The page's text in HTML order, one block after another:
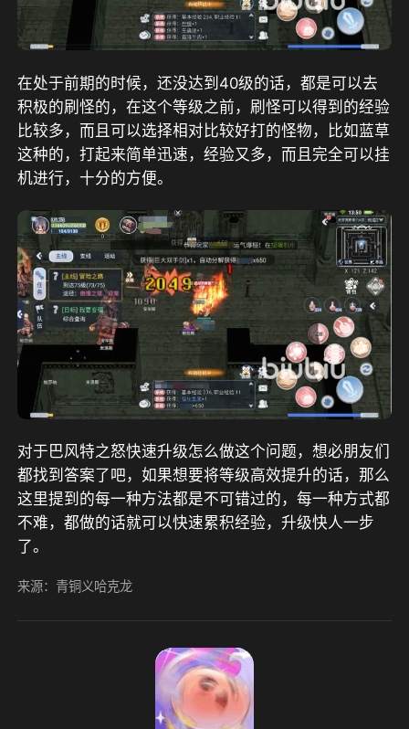
在处于前期的时候，还没达到40级的话，都是可以去
积极的刷怪的，在这个等级之前，刷怪可以得到的经验
比较多，而且可以选择相对比较好打的怪物，比如蓝草
这种的，打起来简单迅速，经验又多，而且完全可以挂
机进行，十分的方便。
对于巴风特之怒快速升级怎么做这个问题，想必朋友们
都找到答案了吧，如果想要将等级高效提升的话，那么
这里提到的每一种方法都是不可错过的，每一种方式都
不难，都做的话就可以快速累积经验，升级快人一步
了。
来源：青铜义哈克龙